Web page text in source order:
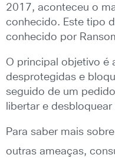
2017, aconteceu o
conhecido. Este tipo
conhecido por
O principal objetivo é
desprotegidas e
seguido de um
libertar e
Para saber mais
outras ameaças,